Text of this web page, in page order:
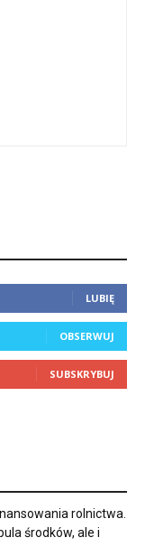
LUBIĘ
OBSERWUJ
SUBSKRYBUJ
rolnictwa.
środków, ale i